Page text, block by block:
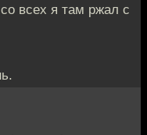
всех я там ржал с